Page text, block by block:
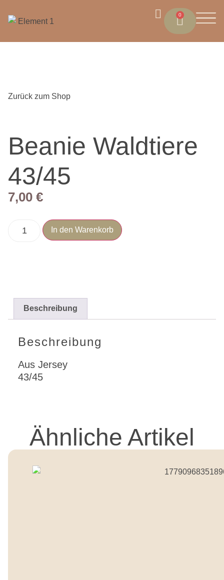
0
Zurück zum Shop
Beanie Waldtiere
43/45
7,00 €
In den Warenkorb
Beschreibung
Beschreibung
Aus Jersey
43/45
Ähnliche Artikel